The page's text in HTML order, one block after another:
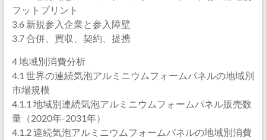
フットプリント
3.6 新規参入企業と参入障壁
3.7 合併、買収、契約、提携
4 地域別消費分析
4.1 世界の連続気泡アルミニウムフォームパネルの地域別
市場規模
4.1.1 地域別連続気泡アルミニウムフォームパネル販売数
量（2020年-2031年）
4.1.2 連続気泡アルミニウムフォームパネルの地域別消費